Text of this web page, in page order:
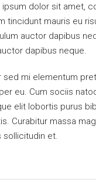
ipsum dolor sit amet,
tincidunt mauris eu
auctor dapibus
dapibus neque.
sed mi elementum
eu. Cum sociis
elit lobortis purus
Curabitur massa
sollicitudin et.